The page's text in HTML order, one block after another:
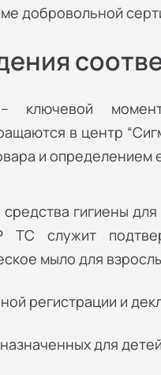
добровольной
ключевой
в центр
и определением
гигиены
ТС служит
мыло для
регистрации и
для